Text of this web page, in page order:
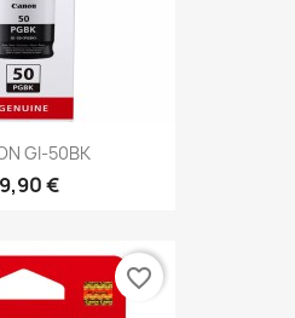
GI-50BK
€
favorite_border